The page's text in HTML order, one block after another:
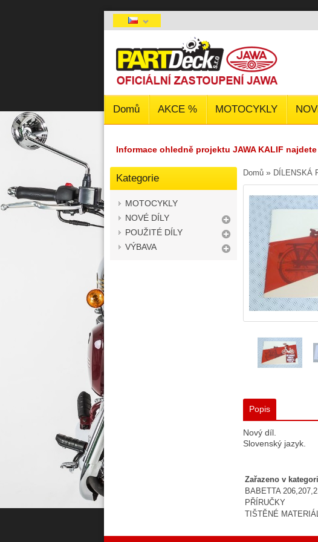
Domů AKCE % MOTOCYKLY
Informace ohledně projektu JAWA KALIF
Kategorie
MOTOCYKLY
NOVÉ DÍLY
POUŽITÉ DÍLY
VÝBAVA
Domů » DÍLENSKÁ
Popis
Nový díl.
Slovenský jazyk.
Zařazeno v
BABETTA
PŘÍRUČKY
TIŠTĚNÉ